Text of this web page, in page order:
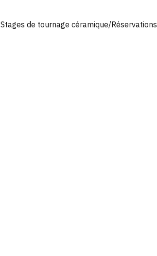
Stages de tournage céramique/Réservations